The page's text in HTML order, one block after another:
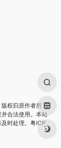
权归原作者所
合法使用。本站
时处理。 粤ICP